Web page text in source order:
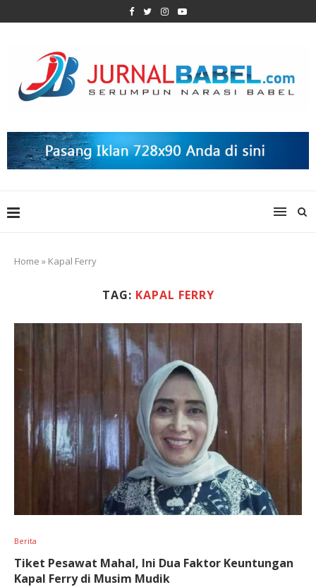
Home » Kapal Ferry
TAG: KAPAL FERRY
Berita
Tiket Pesawat Mahal, Ini Dua Faktor Keuntungan
Kapal Ferry di Musim Mudik